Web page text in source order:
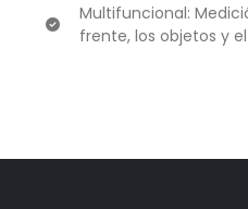
Multifuncional:
frente, los objetos y